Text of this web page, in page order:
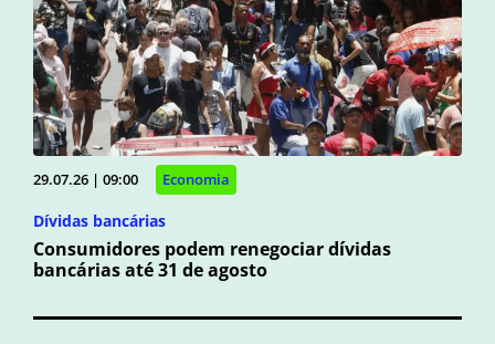
29.07.26 | 09:00 Economia
Dívidas bancárias
Consumidores podem renegociar dívidas
bancárias até 31 de agosto